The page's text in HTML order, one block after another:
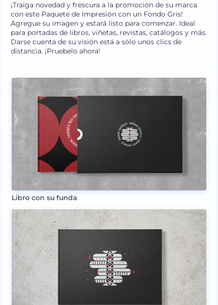
¡Traiga novedad y frescura a la promoción de su marca
con este Paquete de Impresión con un Fondo Gris!
Agregue su imagen y estará listo para comenzar. Ideal
para portadas de libros, viñetas, revistas, catálogos y más.
Darse cuenta de su visión está a sólo unos clics de
distancia. ¡Pruebelo ahora!
Libro con su funda